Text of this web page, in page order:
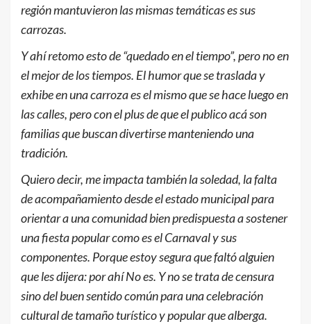
región mantuvieron las mismas temáticas es sus
carrozas.
Y ahí retomo esto de “quedado en el tiempo”, pero no en
el mejor de los tiempos. El humor que se traslada y
exhibe en una carroza es el mismo que se hace luego en
las calles, pero con el plus de que el publico acá son
familias que buscan divertirse manteniendo una
tradición.
Quiero decir, me impacta también la soledad, la falta
de acompañamiento desde el estado municipal para
orientar a una comunidad bien predispuesta a sostener
una fiesta popular como es el Carnaval y sus
componentes. Porque estoy segura que faltó alguien
que les dijera: por ahí No es. Y no se trata de censura
sino del buen sentido común para una celebración
cultural de tamaño turístico y popular que alberga.